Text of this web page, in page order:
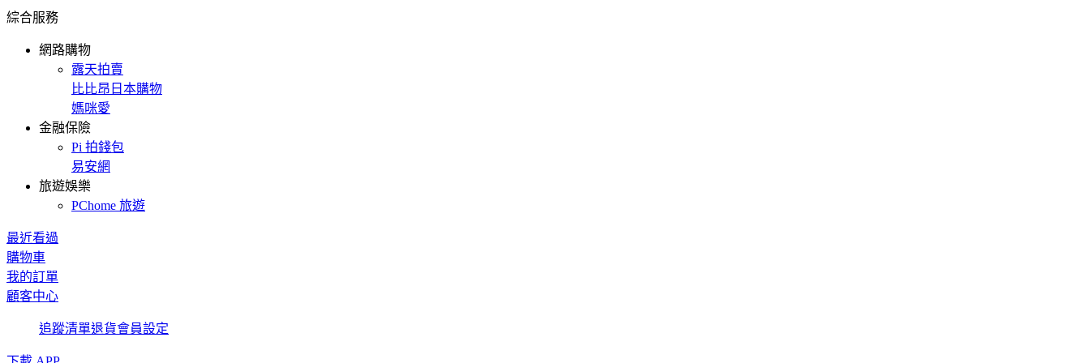
綜合服務
網路購物
露天拍賣
比比昂日本購物
媽咪愛
金融保險
Pi 拍錢包
易安網
旅遊娛樂
PChome 旅遊
最近看過
購物車
我的訂單
顧客中心
追蹤清單退貨會員設定